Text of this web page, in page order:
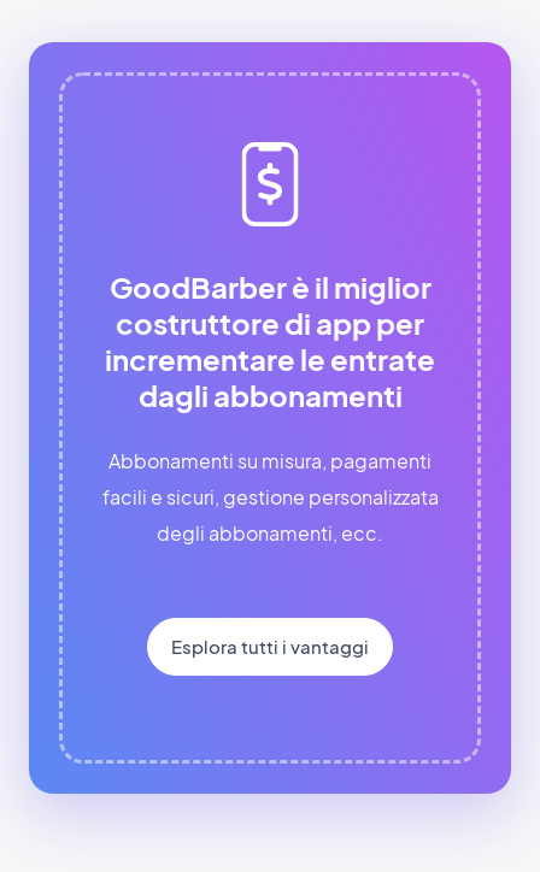
GoodBarber è il miglior
costruttore di app per
incrementare le entrate
dagli abbonamenti
Abbonamenti su misura, pagamenti
facili e sicuri, gestione personalizzata
degli abbonamenti, ecc.
Esplora tutti i vantaggi